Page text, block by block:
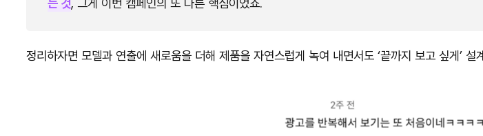
정리하자면 모델과 연출에 새로움을 더해 제품을 자연스럽게 녹여 내면서도 ‘끝까지 보고 싶게’